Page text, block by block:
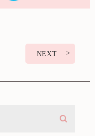
NEXT